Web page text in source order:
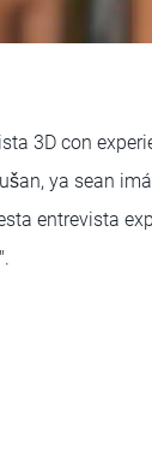
3D con
ya sean
entrevista